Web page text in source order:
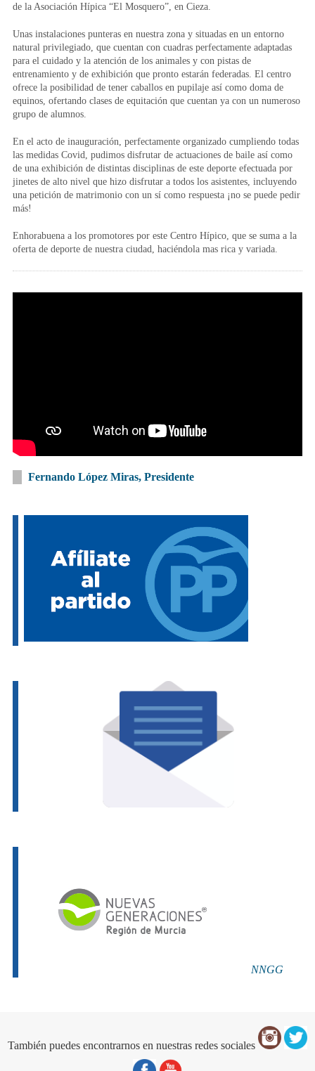
de la Asociación Hípica “El Mosquero”, en Cieza.
Unas instalaciones punteras en nuestra zona y situadas en un entorno
natural privilegiado, que cuentan con cuadras perfectamente adaptadas
para el cuidado y la atención de los animales y con pistas de
entrenamiento y de exhibición que pronto estarán federadas. El centro
ofrece la posibilidad de tener caballos en pupilaje así como doma de
equinos, ofertando clases de equitación que cuentan ya con un numeroso
grupo de alumnos.
En el acto de inauguración, perfectamente organizado cumpliendo todas
las medidas Covid, pudimos disfrutar de actuaciones de baile así como
de una exhibición de distintas disciplinas de este deporte efectuada por
jinetes de alto nivel que hizo disfrutar a todos los asistentes, incluyendo
una petición de matrimonio con un sí como respuesta ¡no se puede pedir
más!
Enhorabuena a los promotores por este Centro Hípico, que se suma a la
oferta de deporte de nuestra ciudad, haciéndola mas rica y variada.
Fernando López Miras, Presidente
NNGG
También puedes encontrarnos en nuestras redes sociales